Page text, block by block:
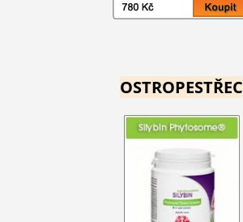
OSTROPESTŘEC